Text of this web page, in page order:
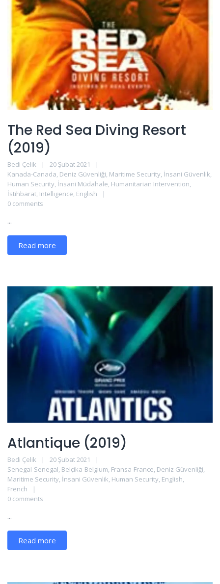
The Red Sea Diving Resort
(2019)
Bedi Çelik
20 Şubat 2021
Kanada-Canada, Deniz Güvenliği, Maritime Security, İnsani Güvenlik,
Human Security, İnsani Müdahale, Humanitarian Intervention,
İstihbarat, Intelligence, English
0 comments
...
Read more
Atlantique (2019)
Bedi Çelik
20 Şubat 2021
Senegal-Senegal, Belçika-Belgium, Fransa-France, Deniz Güvenliği,
Maritime Security, İnsani Güvenlik, Human Security, English,
French
0 comments
...
Read more